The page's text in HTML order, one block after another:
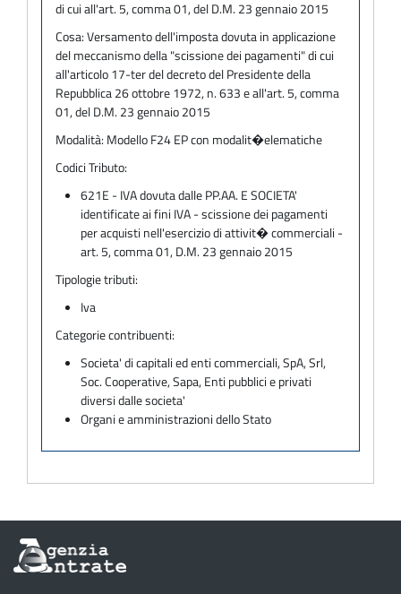
di cui all'art. 5, comma 01, del D.M. 23 gennaio 2015
Cosa:Versamento dell'imposta dovuta in applicazione
del meccanismo della "scissione dei pagamenti" di cui
all'articolo 17-ter del decreto del Presidente della
Repubblica 26 ottobre 1972, n. 633 e all'art. 5, comma
01, del D.M. 23 gennaio 2015
Modalità: Modello F24 EP con modalit�elematiche
Codici Tributo:
621E - IVA dovuta dalle PP.AA. E SOCIETA'
identificate ai fini IVA - scissione dei pagamenti
per acquisti nell'esercizio di attivit� commerciali -
art. 5, comma 01, D.M. 23 gennaio 2015
Tipologie tributi:
Iva
Categorie contribuenti:
Societa' di capitali ed enti commerciali, SpA, Srl,
Soc. Cooperative, Sapa, Enti pubblici e privati
diversi dalle societa'
Organi e amministrazioni dello Stato
Informazioni
sul